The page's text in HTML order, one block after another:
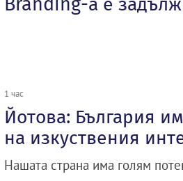
1 час
Йотова: България
на изкуствения
Нашата страна има голям